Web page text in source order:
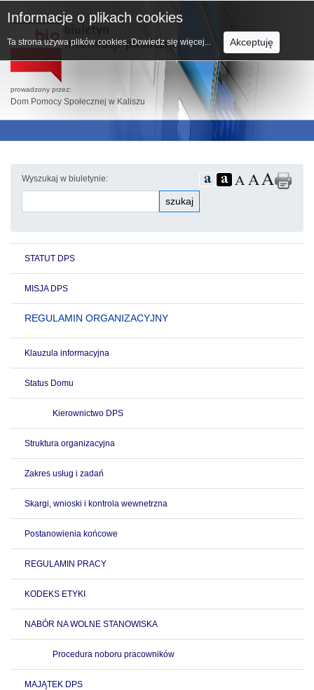
prowadzony przez:
Dom Pomocy Społecznej w Kaliszu
Wyszukaj w biuletynie:
szukaj
STATUT DPS
MISJA DPS
REGULAMIN ORGANIZACYJNY
Klauzula informacyjna
Status Domu
Kierownictwo DPS
Struktura organizacyjna
Zakres usług i zadań
Skargi, wnioski i kontrola wewnetrzna
Postanowienia końcowe
REGULAMIN PRACY
KODEKS ETYKI
NABÓR NA WOLNE STANOWISKA
Procedura noboru pracowników
MAJĄTEK DPS
Informacje o plikach cookies
Ta strona używa plików cookies. Dowiedz się więcej... Akceptuję